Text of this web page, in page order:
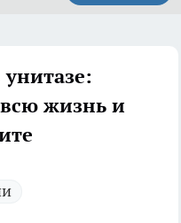
жизнь и